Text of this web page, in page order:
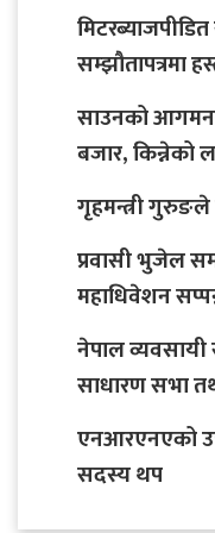
सम्झौतापत्रमा
साउनको
बजार, किन्नेको
गृहमन्त्री गुरुङले
प्रवासी भुजेल
महाधिवेशन
नेपाल व्यवसायी
साधारण सभा
एनआरएनएको
सदस्य थप